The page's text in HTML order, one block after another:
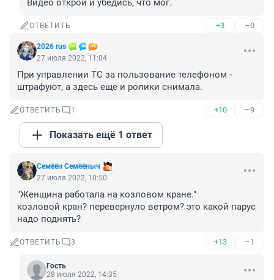
Видео открой и убедись, что мог.
ОТВЕТИТЬ +3 –0
2026 rus
27 июля 2022, 11:04
При управлении ТС за пользование телефоном -
штрафуют, а здесь еще и ролики снимала.
ОТВЕТИТЬ 1 +10 –9
Показать ещё 1 ответ
Семёён Семёёныч
27 июля 2022, 10:50
"Женщина работала на козловом кране."
козловой кран? перевернуло ветром? это какой парус
надо поднять?
ОТВЕТИТЬ 3 +13 –1
Гость
28 июля 2022, 14:35